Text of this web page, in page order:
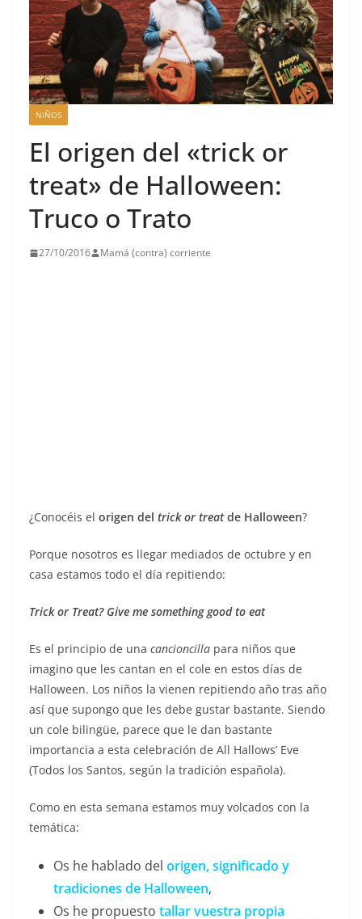
NIÑOS
El origen del «trick or
treat» de Halloween:
Truco o Trato
27/10/2016 Mamá (contra) corriente
¿Conocéis el origen del trick or treatde Halloween?
Porque nosotros es llegar mediados de octubre y en
casa estamos todo el día repitiendo:
Trick or Treat? Give me something good to eat
Es el principio de una cancioncilla para niños que
imagino que les cantan en el cole en estos días de
Halloween. Los niños la vienen repitiendo año tras año
así que supongo que les debe gustar bastante. Siendo
un cole bilingüe, parece que le dan bastante
importancia a esta celebración de All Hallows’ Eve
(Todos los Santos, según la tradición española).
Como en esta semana estamos muy volcados con la
temática:
Os he hablado del origen, significado y
tradiciones de Halloween,
Os he propuesto tallar vuestra propia